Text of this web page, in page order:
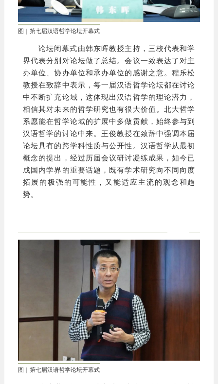
图｜第七届汉语哲学论坛开幕式
论坛闭幕式由韩东晖教授主持，三校代表和学
界代表分别对论坛做了总结。会议一致表达了对主
办单位、协办单位和承办单位的感谢之意。程乐松
教授在致辞中表示，每一届汉语哲学论坛都在讨论
中不断扩充论域，这体现出汉语哲学的理论潜力，
相信其对未来的哲学研究也有很大价值。北大哲学
系愿能在哲学论域的扩展中多做贡献，始终参与到
汉语哲学的讨论中来。王俊教授在致辞中强调本届
论坛具有的跨学科性质与公开性。汉语哲学从最初
概念的提出，经过历届会议研讨凝练成果，如今已
成国内学界的重要话题，既有学术研究向不同向度
拓展的极强的可能性，又能适应主流的观念和趋
势。
图｜第七届汉语哲学论坛开幕式